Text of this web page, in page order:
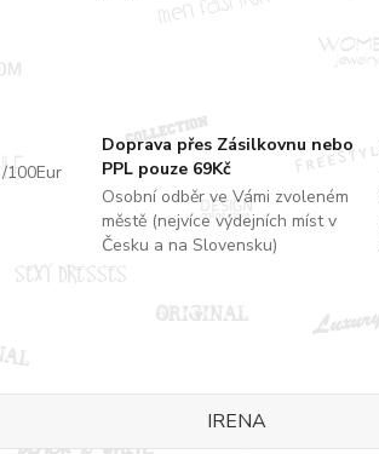
100Eur
Doprava přes Zásilkovnu nebo
PPL pouze 69Kč
Osobní odběr ve Vámi zvoleném
městě (nejvíce výdejních míst v
Česku a na Slovensku)
IRENA